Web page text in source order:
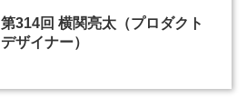
第314回 横関亮太（プロダクト
デザイナー）